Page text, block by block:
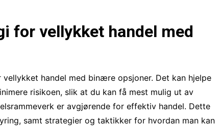
for vellykket handel med
handel med binære opsjoner. Det kan hjelpe
risikoen, slik at du kan få mest mulig ut av
er avgjørende for effektiv handel. Dette
samt strategier og taktikker for hvordan man kan